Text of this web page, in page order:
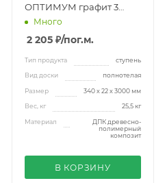
ОПТИМУМ графит 3
метра
Много
2 205 ₽/пог.м.
Тип продукта ступень
Вид доски полнотелая
Размер 340 х 22 х 3000 мм
Вес, кг 25,5 кг
Материал
ДПК древесно-
полимерный
композит
В КОРЗИНУ